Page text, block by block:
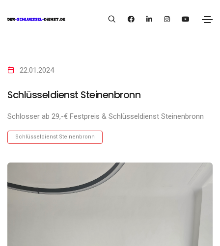
22.01.2024
Schlüsseldienst Steinenbronn
Schlosser ab 29,-€ Festpreis & Schlüsseldienst Steinenbronn
Schlüsseldienst Steinenbronn